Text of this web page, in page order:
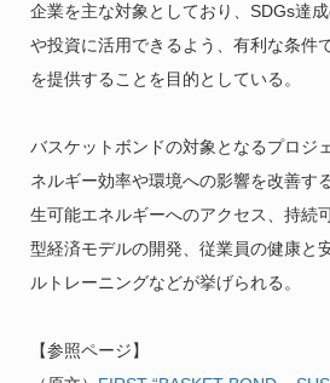
企業を主な対象としており、SDGs達
や投資に活用できるよう、有利な条件
を提供することを目的としている。
バスケットボンドの対象となるプロジ
ネルギー効率や環境への影響を改善す
生可能エネルギーへのアクセス、持続
型経済モデルの開発、従業員の健康と
ルトレーニングなどが挙げられる。
【参照ページ】